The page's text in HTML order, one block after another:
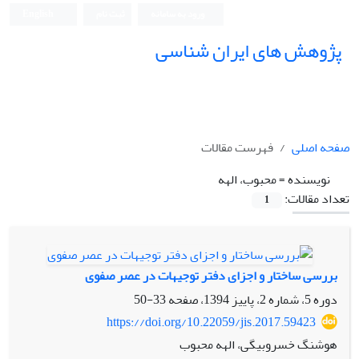
پژوهش های ایران شناسی
صفحه اصلی
فهرست مقالات
نویسنده =محبوب، الهه
تعداد مقالات:
1
بررسی ساختار و اجزای دفتر توجیهات در عصر صفوی
دوره 5، شماره 2، پاییز 1394، صفحه
33-50
https://doi.org/10.22059/jis.2017.59423
هوشنگ خسروبیگی، الهه محبوب